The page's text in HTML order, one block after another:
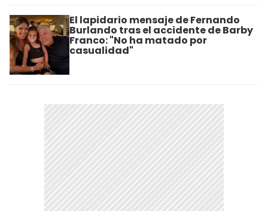
El lapidario mensaje de Fernando
Burlando tras el accidente de Barby
Franco: "No ha matado por
casualidad"